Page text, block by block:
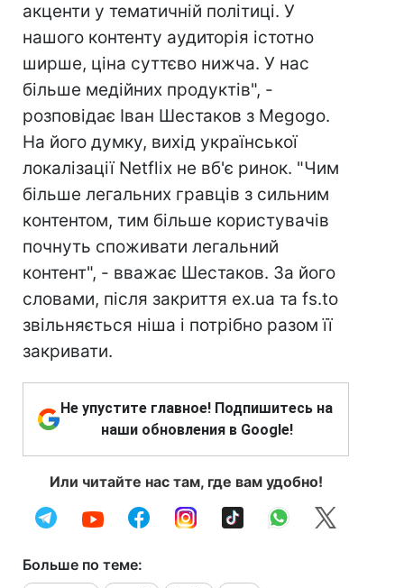
акценти у тематичній політиці. У
нашого контенту аудиторія істотно
ширше, ціна суттєво нижча. У нас
більше медійних продуктів", -
розповідає Іван Шестаков з Megogo.
На його думку, вихід української
локалізації Netflix не вб'є ринок. "Чим
більше легальних гравців з сильним
контентом, тим більше користувачів
почнуть споживати легальний
контент", - вважає Шестаков. За його
словами, після закриття ex.ua та fs.to
звільняється ніша і потрібно разом її
закривати.
Не упустите главное! Подпишитесь на
наши обновления в Google!
Или читайте нас там, где вам удобно!
Больше по теме: